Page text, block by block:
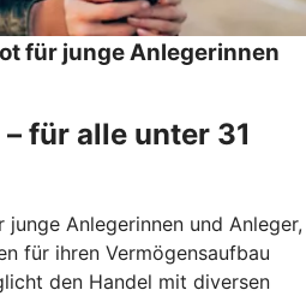
für junge Anlegerinnen
für alle unter 31
Anlegerinnen und Anleger,
für ihren Vermögensaufbau
den Handel mit diversen